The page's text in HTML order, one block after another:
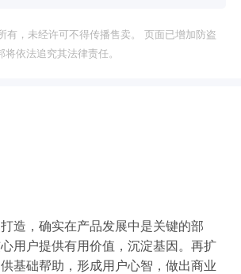
有，未经许可不得传播售卖。 页面已增加防盗
依法追究其法律责任。
造，确实在产品发展中是关键的部
用户提供有用价值，沉淀基因。再扩
基础帮助，形成用户心智，做出商业